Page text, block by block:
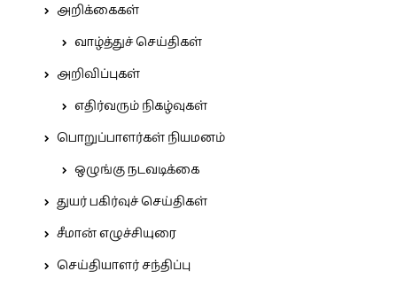
அறிக்கைகள்
வாழ்த்துச் செய்திகள்
அறிவிப்புகள்
எதிர்வரும் நிகழ்வுகள்
பொறுப்பாளர்கள் நியமனம்
ஒழுங்கு நடவடிக்கை
துயர் பகிர்வுச் செய்திகள்
சீமான் எழுச்சியுரை
செய்தியாளர் சந்திப்பு